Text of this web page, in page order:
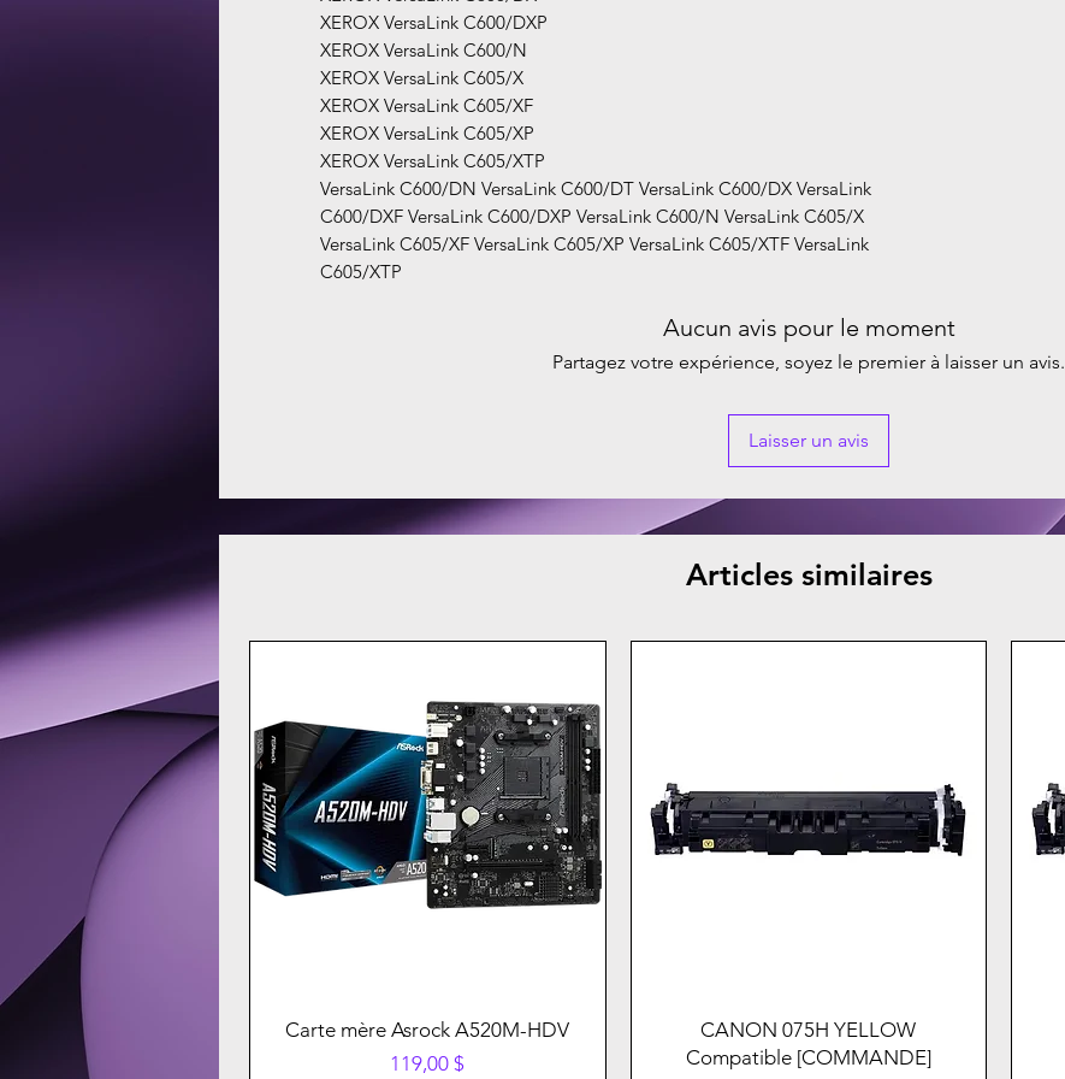
XEROX VersaLink C600/DXP
XEROX VersaLink C600/N
XEROX VersaLink C605/X
XEROX VersaLink C605/XF
XEROX VersaLink C605/XP
XEROX VersaLink C605/XTP
VersaLink C600/DN VersaLink C600/DT VersaLink C600/DX VersaLink
C600/DXF VersaLink C600/DXP VersaLink C600/N VersaLink C605/X
VersaLink C605/XF VersaLink C605/XP VersaLink C605/XTF VersaLink
C605/XTP
Aucun avis pour le moment
Partagez votre expérience, soyez le premier à laisser un avis.
Laisser un avis
Articles similaires
Carte mère Asrock A520M-HDV
Prix
119,00 $
CANON 075H YELLOW
Compatible [COMMANDE]